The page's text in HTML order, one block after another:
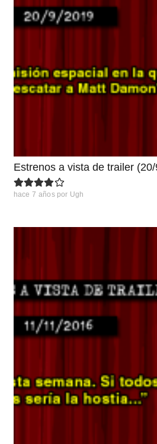
Estrenos a vista de trailer
hace 7 años por Ugh